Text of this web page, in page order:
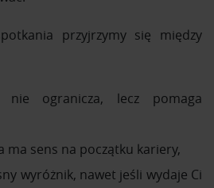
przyjrzymy się między
nie ogranicza, lecz pomaga
ma sens na początku kariery,
wyróżnik, nawet jeśli wydaje Ci